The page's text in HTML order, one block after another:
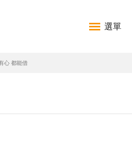
選單
心 都能借